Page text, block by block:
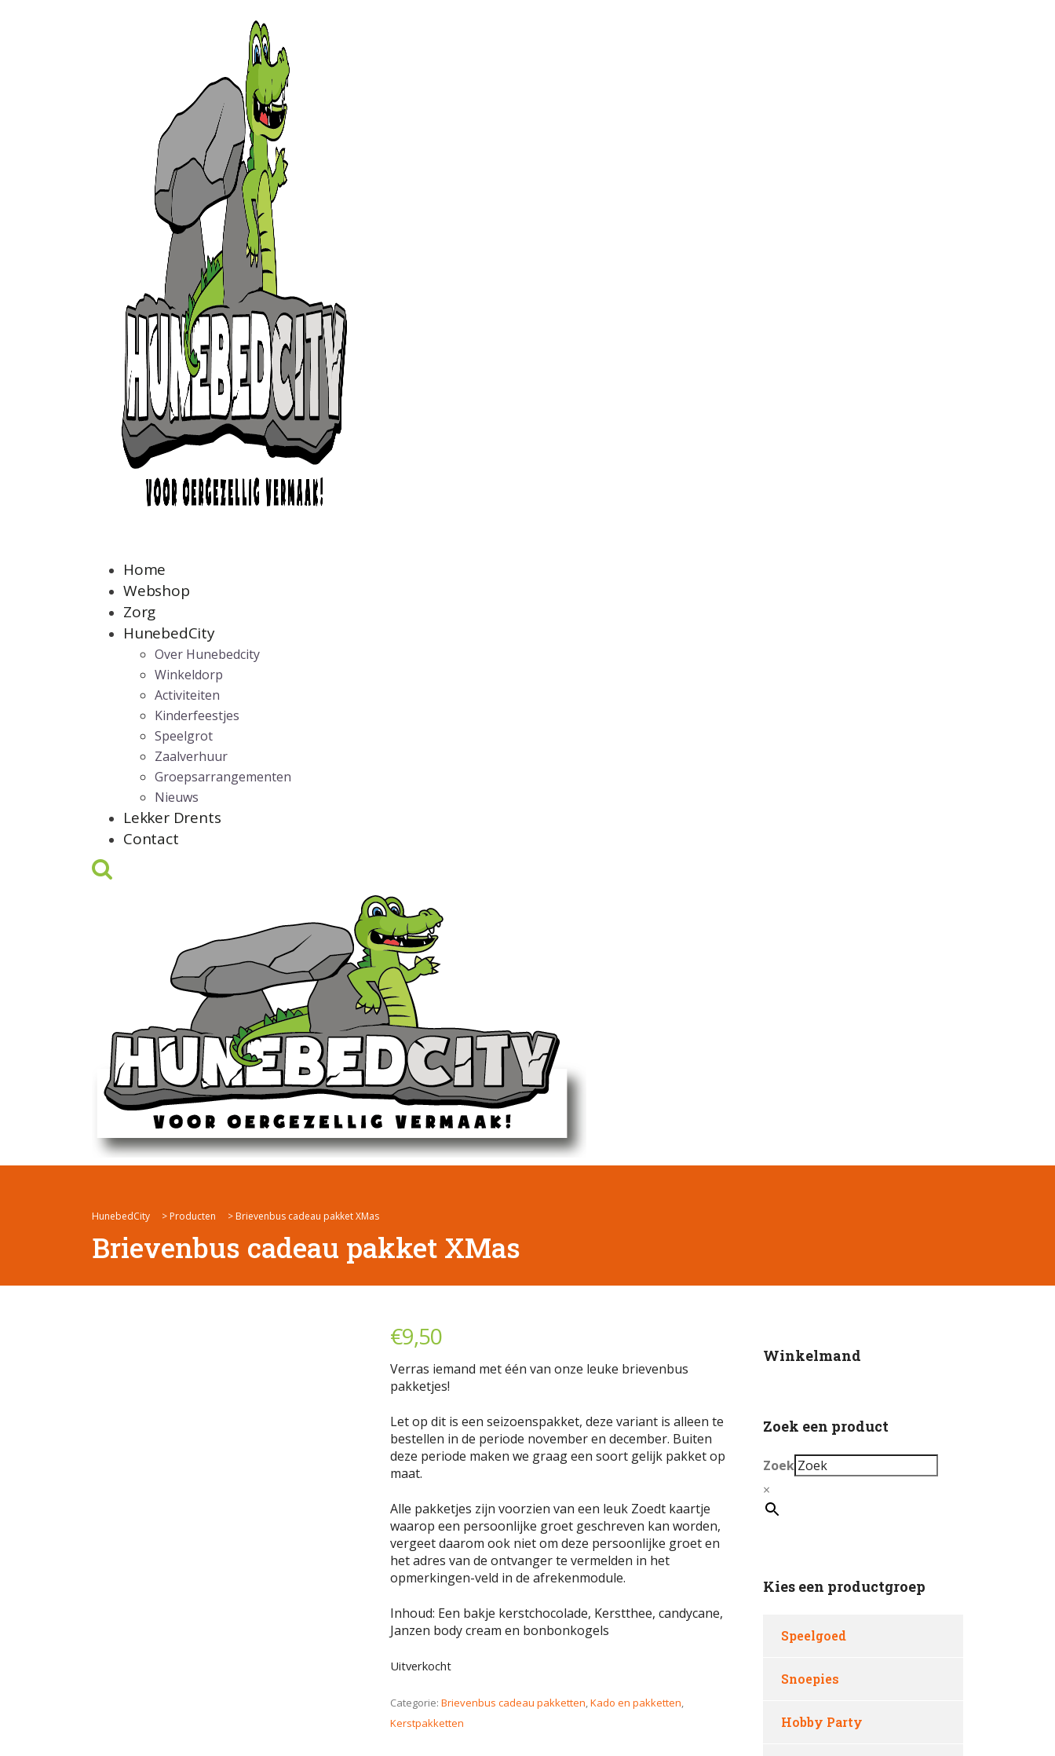
Home
Webshop
Zorg
HunebedCity
Over Hunebedcity
Winkeldorp
Activiteiten
Kinderfeestjes
Speelgrot
Zaalverhuur
Groepsarrangementen
Nieuws
Lekker Drents
Contact
HunebedCity > Producten > Brievenbus cadeau pakket XMas
Brievenbus cadeau pakket XMas
€9,50
Verras iemand met één van onze leuke brievenbus
pakketjes!
Let op dit is een seizoenspakket, deze variant is alleen te
bestellen in de periode november en december. Buiten
deze periode maken we graag een soort gelijk pakket op
maat.
Alle pakketjes zijn voorzien van een leuk Zoedt kaartje
waarop een persoonlijke groet geschreven kan worden,
vergeet daarom ook niet om deze persoonlijke groet en
het adres van de ontvanger te vermelden in het
opmerkingen-veld in de afrekenmodule.
Inhoud: Een bakje kerstchocolade, Kerstthee, candycane,
Janzen body cream en bonbonkogels
Uitverkocht
Categorie: Brievenbus cadeau pakketten,Kado en pakketten,
Kerstpakketten
Winkelmand
Zoek een product
Zoek
×
Kies een productgroep
Speelgoed
Snoepies
Hobby Party